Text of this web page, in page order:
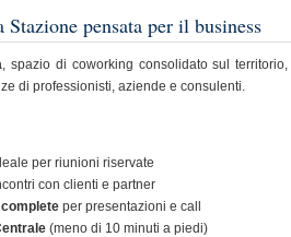
pensata per il business
, spazio di coworking consolidato sul
di professionisti, aziende e consulenti.
per riunioni riservate
con clienti e partner
per presentazioni e call
(meno di 10 minuti a piedi)